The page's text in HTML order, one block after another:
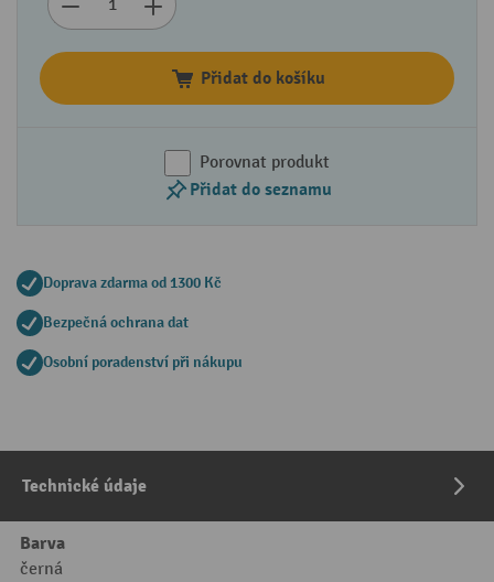
Přidat do košíku
Porovnat produkt
Přidat do seznamu
Doprava zdarma od 1300 Kč
Bezpečná ochrana dat
Osobní poradenství při nákupu
Technické údaje
Barva
černá